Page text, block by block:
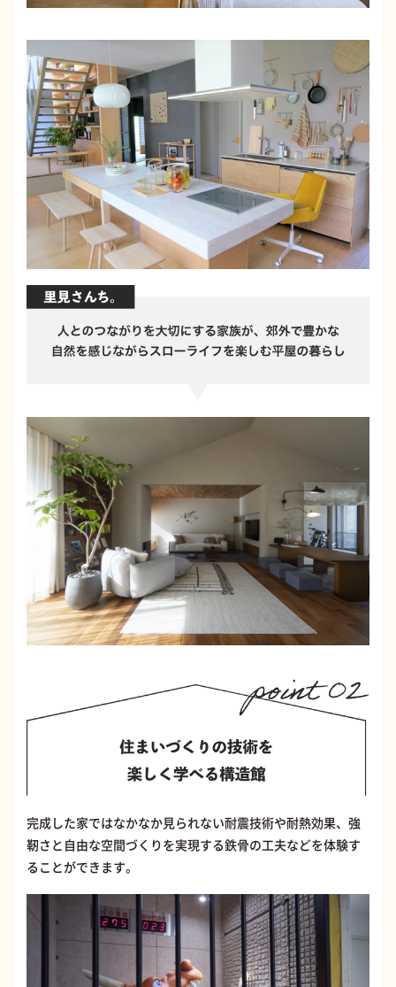
完成した家ではなかなか見られない耐震技術や耐熱効果、強
靭さと自由な空間づくりを実現する鉄骨の工夫などを体験す
ることができます。